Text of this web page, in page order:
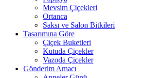
Mevsim Çiçekleri
Ortanca
Saksı ve Salon Bitkileri
Tasarımına Göre
Çiçek Buketleri
Kutuda Çiçekler
Vazoda Çiçekler
Gönderim Amacı